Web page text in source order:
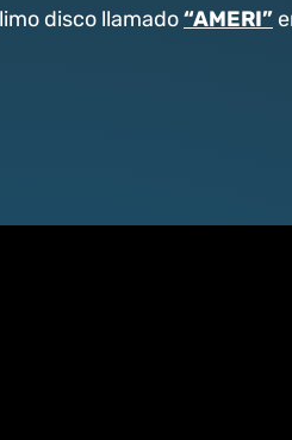
disco llamado“AMERI”